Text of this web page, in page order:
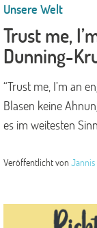
Unsere Welt
Trust me,
Dunning-
“Trust me, I’m an
Blasen keine
es im weitesten
Veröffentlicht vonJannis